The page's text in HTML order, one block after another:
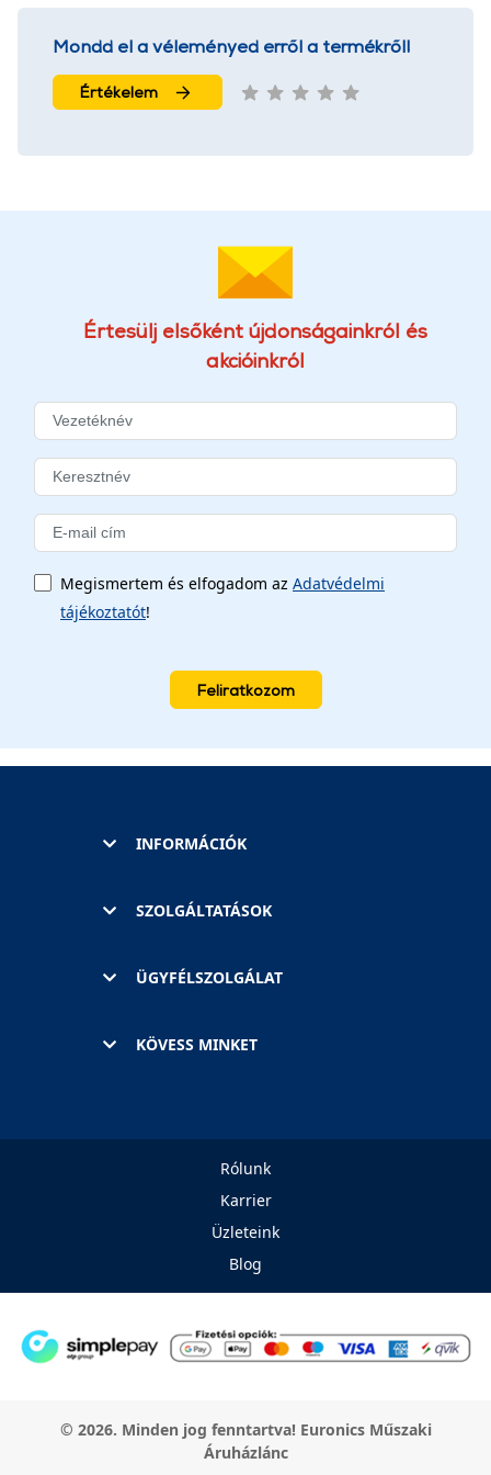
Mondd el a véleményed erről a termékről!
Értékelem
Értesülj elsőként újdonságainkról és
akcióinkról
Megismertem és elfogadom az Adatvédelmi
tájékoztatót!
Feliratkozom
INFORMÁCIÓK
SZOLGÁLTATÁSOK
ÜGYFÉLSZOLGÁLAT
KÖVESS MINKET
Rólunk
Karrier
Üzleteink
Blog
© 2026. Minden jog fenntartva! Euronics Műszaki
Áruházlánc